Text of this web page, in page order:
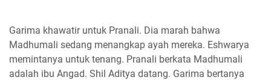
Garima khawatir untuk Pranali. Dia marah bahwa
Madhumali sedang menangkap ayah mereka. Eshwarya
memintanya untuk tenang. Pranali berkata Madhumali
adalah ibu Angad. Shil Aditya datang. Garima bertanya